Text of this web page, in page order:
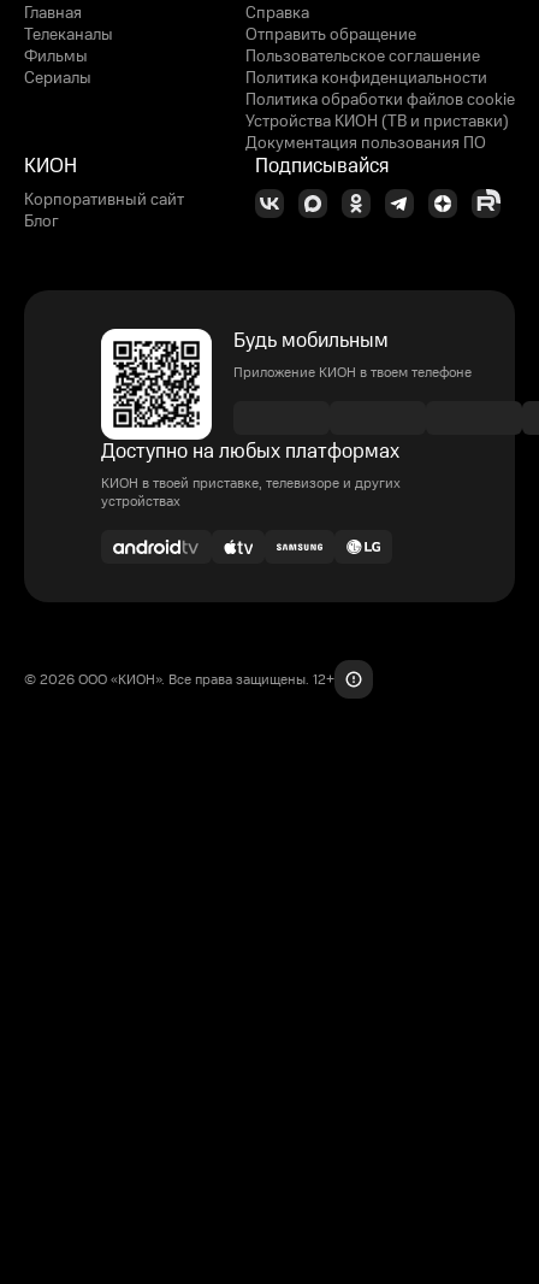
Главная
Телеканалы
Фильмы
Сериалы
Справка
Отправить обращение
Пользовательское соглашение
Политика конфиденциальности
Политика обработки файлов cookie
Устройства КИОН (ТВ и приставки)
Документация пользования ПО
КИОН
Корпоративный сайт
Блог
Подписывайся
Будь мобильным
Приложение КИОН в твоем телефоне
Доступно на любых платформах
КИОН в твоей приставке, телевизоре и других
устройствах
© 2026 ООО «КИОН». Все права защищены. 12+